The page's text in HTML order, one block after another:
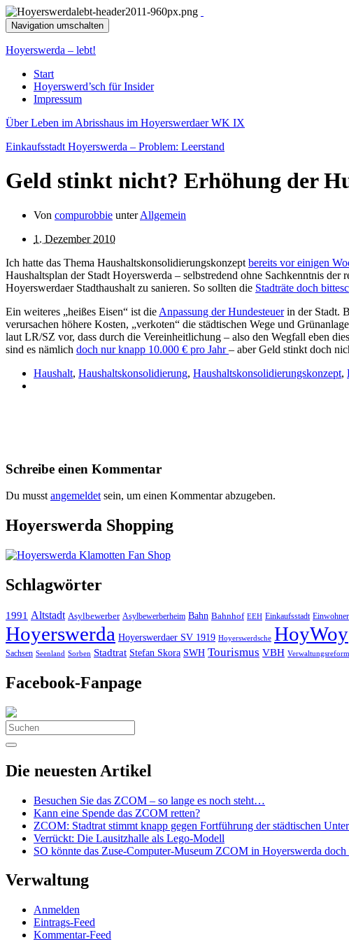
Navigation umschalten
Hoyerswerda – lebt!
Start
Hoyerswerd’sch für Insider
Impressum
Über Leben im Abrisshaus im Hoyerswerdaer WK IX
Einkaufsstadt Hoyerswerda – Problem: Leerstand
Geld stinkt nicht? Erhöhung der
Von compurobbie unterAllgemein
1. Dezember 2010
Ich hatte das Thema Haushaltskonsolidierungskonzept bereits vor einigen
Haushaltsplan der Stadt Hoyerswerda – selbstredend ohne Sachkenntnis
Hoyerswerdaer Stadthaushalt zu sanieren. So sollten die Stadträte doch
Ein weiteres „heißes Eisen“ ist die Anpassung der Hundesteuerin der Stadt.
verursachen höhere Kosten, „verkoten“ die städtischen Wege und
laut LR/SZ vor, dass durch die Vereinheitlichung – also den Wegfall eben
sind es nämlich doch nur knapp 10.000 € pro Jahr– aber Geld stinkt doch
Haushalt, Haushaltskonsolidierung, Haushaltskonsolidierungskonzept,
Schreibe einen Kommentar
Du musst angemeldet sein, um einen Kommentar abzugeben.
Hoyerswerda Shopping
Schlagwörter
1991 Altstadt Asylbewerber Asylbewerberheim Bahn Bahnhof EEH Einkaufsstadt Einwohner
Hoyerswerda Hoyerswerdaer SV 1919 Hoyerswerdsche HoyWoy
Sachsen Seenland Sorben Stadtrat Stefan Skora SWH Tourismus VBH Verwaltungsreform
Facebook-Fanpage
Search
for:
Die neuesten Artikel
Besuchen Sie das ZCOM – so lange es noch steht…
Kann eine Spende das ZCOM retten?
ZCOM: Stadtrat stimmt knapp gegen Fortführung der städtischen
Verrückt: Die Lausitzhalle als Lego-Modell
SO könnte das Zuse-Computer-Museum ZCOM in Hoyerswerda doch
Verwaltung
Anmelden
Eintrags-Feed
Kommentar-Feed